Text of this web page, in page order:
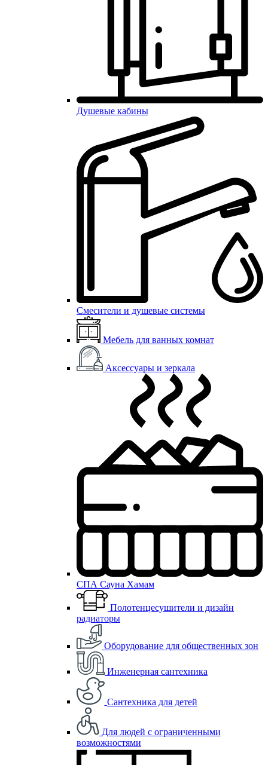
Душевые кабины
Смесители и душевые системы
Мебель для ванных комнат
Аксессуары и зеркала
СПА Сауна Хамам
Полотенцесушители и дизайн
радиаторы
Оборудование для общественных зон
Инженерная сантехника
Сантехника для детей
Для людей с ограниченными
возможностями